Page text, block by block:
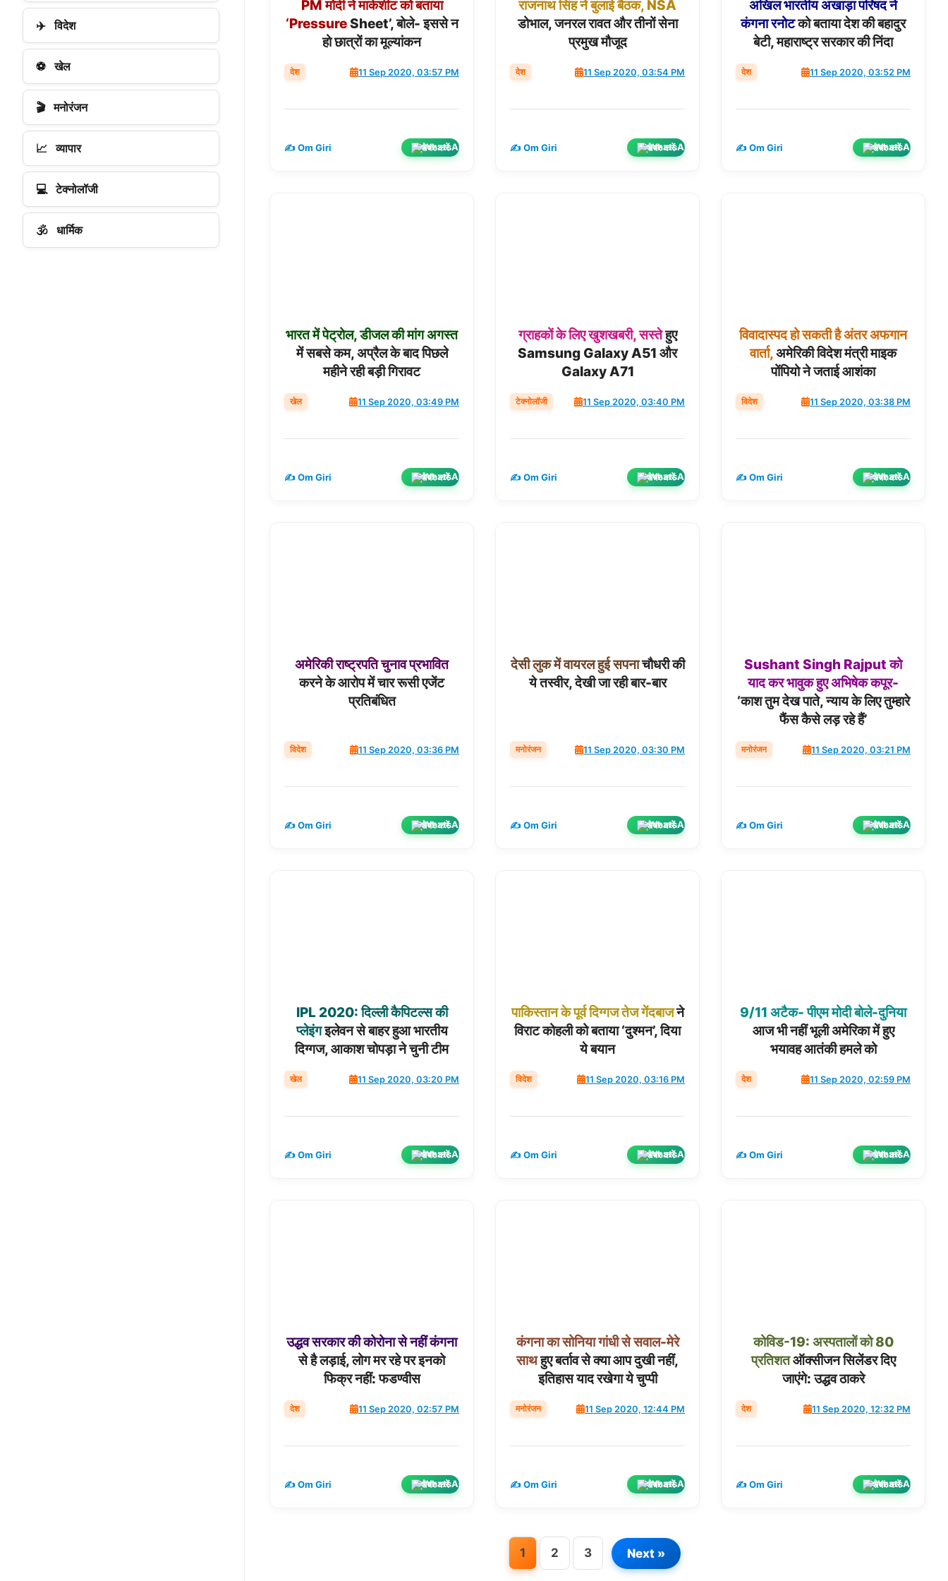
PMमोदीनेमार्कशीटकोबताया
‘PressureSheet’, बोले- इससे न
हो छात्रों का मूल्यांकन
देश 11 Sep 2020, 03:57 PM
✍️ Om Giri शेयर करें
राजनाथसिंहनेबुलाईबैठक, NSA
डोभाल, जनरल रावत और तीनों सेना
प्रमुख मौजूद
देश 11 Sep 2020, 03:54 PM
✍️ Om Giri शेयर करें
अखिलभारतीयअखाड़ापरिषदने
कंगनारनोटको बताया देश की बहादुर
बेटी, महाराष्ट्र सरकार की निंदा
देश 11 Sep 2020, 03:52 PM
✍️ Om Giri शेयर करें
भारतमेंपेट्रोल,डीजलकीमांगअगस्त
में सबसे कम, अप्रैल के बाद पिछले
महीने रही बड़ी गिरावट
खेल 11 Sep 2020, 03:49 PM
✍️ Om Giri शेयर करें
ग्राहकोंकेलिएखुशखबरी,सस्तेहुए
Samsung Galaxy A51 और
Galaxy A71
टेक्नोलॉजी 11 Sep 2020, 03:40 PM
✍️ Om Giri शेयर करें
विवादास्पदहोसकतीहैअंतरअफगान
वार्ता,अमेरिकी विदेश मंत्री माइक
पोंपियो ने जताई आशंका
विदेश 11 Sep 2020, 03:38 PM
✍️ Om Giri शेयर करें
अमेरिकीराष्ट्रपतिचुनावप्रभावित
करने के आरोप में चार रूसी एजेंट
प्रतिबंधित
विदेश 11 Sep 2020, 03:36 PM
✍️ Om Giri शेयर करें
देसीलुकमेंवायरलहुईसपनाचौधरी की
ये तस्वीर, देखी जा रही बार-बार
मनोरंजन 11 Sep 2020, 03:30 PM
✍️ Om Giri शेयर करें
Sushant Singh Rajput को
यादकरभावुकहुएअभिषेककपूर-
‘काश तुम देख पाते, न्याय के लिए तुम्हारे
फैंस कैसे लड़ रहे हैं’
मनोरंजन 11 Sep 2020, 03:21 PM
✍️ Om Giri शेयर करें
IPL 2020:दिल्लीकैपिटल्सकी
प्लेइंगइलेवन से बाहर हुआ भारतीय
दिग्गज, आकाश चोपड़ा ने चुनी टीम
खेल 11 Sep 2020, 03:20 PM
✍️ Om Giri शेयर करें
पाकिस्तानकेपूर्वदिग्गजतेजगेंदबाजने
विराट कोहली को बताया ‘दुश्मन’, दिया
ये बयान
विदेश 11 Sep 2020, 03:16 PM
✍️ Om Giri शेयर करें
9/11 अटैक- पीएममोदीबोले-दुनिया
आज भी नहीं भूली अमेरिका में हुए
भयावह आतंकी हमले को
देश 11 Sep 2020, 02:59 PM
✍️ Om Giri शेयर करें
उद्धवसरकारकीकोरोनासेनहींकंगना
से है लड़ाई, लोग मर रहे पर इनको
फिक्र नहीं: फडण्वीस
देश 11 Sep 2020, 02:57 PM
✍️ Om Giri शेयर करें
कंगनाकासोनियागांधीसेसवाल-मेरे
साथहुए बर्ताव से क्या आप दुखी नहीं,
इतिहास याद रखेगा ये चुप्पी
मनोरंजन 11 Sep 2020, 12:44 PM
✍️ Om Giri शेयर करें
कोविड-19: अस्पतालोंको 80
प्रतिशतऑक्सीजन सिलेंडर दिए
जाएंगे: उद्धव ठाकरे
देश 11 Sep 2020, 12:32 PM
✍️ Om Giri शेयर करें
1 2 3 Next »
✈️ विदेश
⚽ खेल
🎬 मनोरंजन
📈 व्यापार
💻 टेक्नोलॉजी
🕉️ धार्मिक